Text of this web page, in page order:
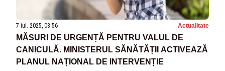
7 iul. 2025, 08:56 Actualitate
MĂSURI DE URGENȚĂ PENTRU VALUL DE
CANICULĂ. MINISTERUL SĂNĂTĂȚII ACTIVEAZĂ
PLANUL NAȚIONAL DE INTERVENȚIE